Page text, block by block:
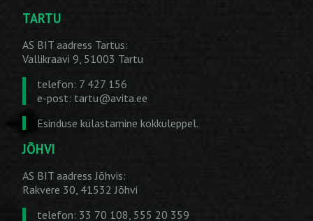
TARTU
AS BIT aadress Tartus:
Vallikraavi 9, 51003 Tartu
telefon: 7 427 156
e-post: tartu@avita.ee
Esinduse külastamine kokkuleppel.
JÕHVI
AS BIT aadress Jõhvis:
Rakvere 30, 41532 Jõhvi
telefon: 33 70 108, 555 20 359